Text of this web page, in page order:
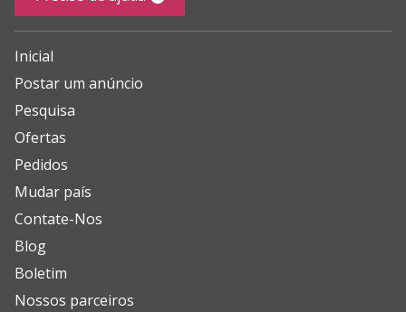
Inicial
Postar um anúncio
Pesquisa
Ofertas
Pedidos
Mudar país
Contate-Nos
Blog
Boletim
Nossos parceiros